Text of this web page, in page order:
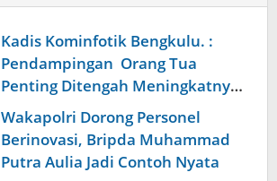
Kadis Kominfotik Bengkulu. :
Pendampingan Orang Tua
Penting Ditengah Meningkatnya
Penggunaan Smartpone oleh
Anak
Wakapolri Dorong Personel
Berinovasi, Bripda Muhammad
Putra Aulia Jadi Contoh Nyata